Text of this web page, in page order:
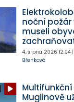
noční požár
museli
4. srpna 2026 12:04|
Břenková
Muglinově